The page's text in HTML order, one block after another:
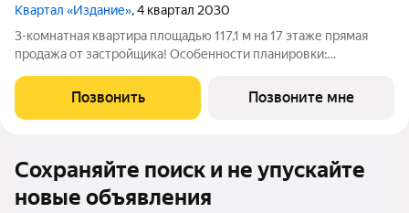
Квартал «Издание», 4 квартал 2030
3-комнатная квартира площадью 117,1 м на 17 этаже прямая
продажа от застройщика! Особенности планировки:
постирочная. «Издание» квартал на юго-востоке Москвы,
рядом с транспортно-пересадочным узлом
Позвонить Позвоните мне
Сохраняйте поиск и не упускайте
новые объявления